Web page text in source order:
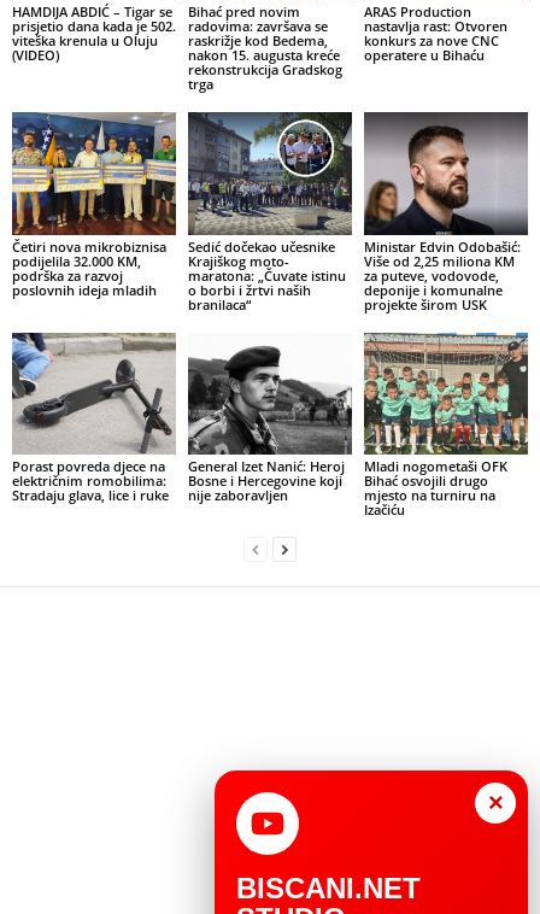
HAMDIJA ABDIĆ – Tigar se
prisjetio dana kada je 502.
viteška krenula u Oluju
(VIDEO)
Bihać pred novim
radovima: završava se
raskrižje kod Bedema,
nakon 15. augusta kreće
rekonstrukcija Gradskog
trga
ARAS Production
nastavlja rast: Otvoren
konkurs za nove CNC
operatere u Bihaću
Četiri nova mikrobiznisa
podijelila 32.000 KM,
podrška za razvoj
poslovnih ideja mladih
Sedić dočekao učesnike
Krajiškog moto-
maratona: „Čuvate istinu
o borbi i žrtvi naših
branilaca“
Ministar Edvin Odobašić:
Više od 2,25 miliona KM
za puteve, vodovode,
deponije i komunalne
projekte širom USK
Porast povreda djece na
električnim romobilima:
Stradaju glava, lice i ruke
General Izet Nanić: Heroj
Bosne i Hercegovine koji
nije zaboravljen
Mladi nogometaši OFK
Bihać osvojili drugo
mjesto na turniru na
Izačiću
×
BISCANI.NET